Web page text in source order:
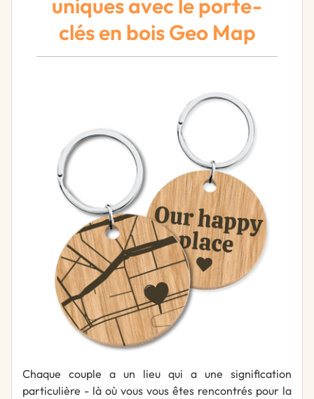
clés en bois Geo Map
Chaque couple a un lieu qui a une signification
particulière - là où vous vous êtes rencontrés pour la